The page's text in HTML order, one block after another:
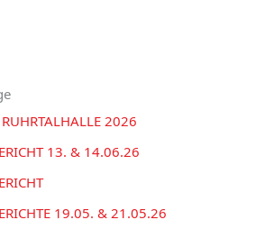
2026
13. & 14.06.26
19.05. & 21.05.26